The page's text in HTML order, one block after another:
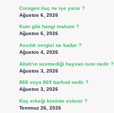
Coragen ilaç ne işe yarar ?
Ağustos 6, 2026
Kum gibi hangi makam ?
Ağustos 6, 2026
Avcılık vergisi ne kadar ?
Ağustos 4, 2026
Allah’ın sevmediği hayvan ismi nedir ?
Ağustos 3, 2026
868 veya 869 barkod nedir ?
Ağustos 3, 2026
Koç erkeği kiminle evlenir ?
Temmuz 26, 2026